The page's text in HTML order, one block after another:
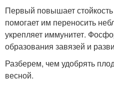
Первый повышает
помогает им переносить
укрепляет иммунитет.
образования завязей и
Разберем, чем удобрять
весной.